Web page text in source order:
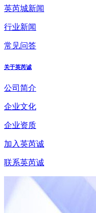
英芮城新闻
行业新闻
常见问答
关于英芮诚
公司简介
企业文化
企业资质
加入英芮诚
联系英芮诚